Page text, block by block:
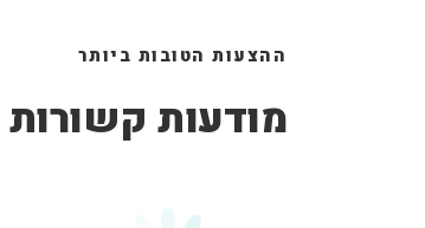
ההצעות הטובות ביותר
מודעות קשורות